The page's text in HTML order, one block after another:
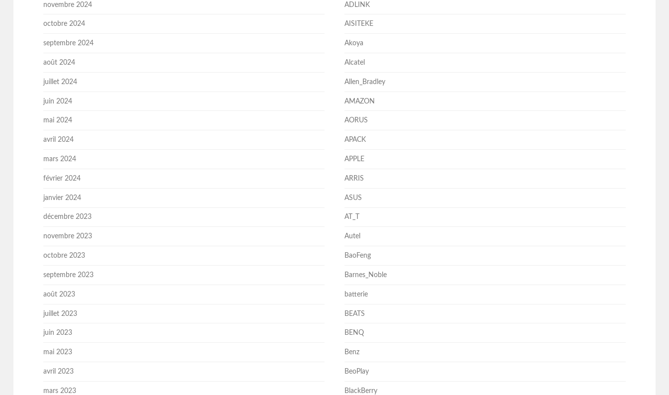
novembre 2024
octobre 2024
septembre 2024
août 2024
juillet 2024
juin 2024
mai 2024
avril 2024
mars 2024
février 2024
janvier 2024
décembre 2023
novembre 2023
octobre 2023
septembre 2023
août 2023
juillet 2023
juin 2023
mai 2023
avril 2023
mars 2023
ADLINK
AISITEKE
Akoya
Alcatel
Allen_Bradley
AMAZON
AORUS
APACK
APPLE
ARRIS
ASUS
AT_T
Autel
BaoFeng
Barnes_Noble
batterie
BEATS
BENQ
Benz
BeoPlay
BlackBerry